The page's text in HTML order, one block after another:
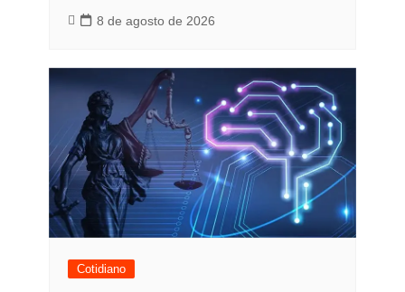
8 de agosto de 2026
Cotidiano